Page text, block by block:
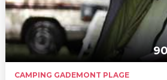
CAMPING GADEMONT PLAGE